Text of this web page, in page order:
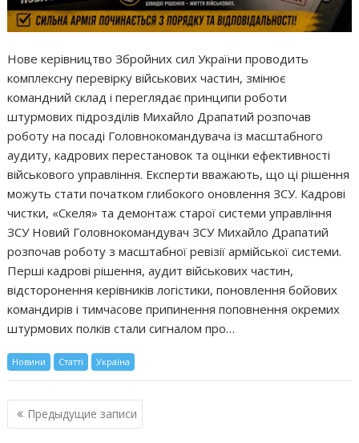
Нове керівництво Збройних сил України проводить
комплексну перевірку військових частин, змінює
командний склад і переглядає принципи роботи
штурмових підрозділів Михайло Драпатий розпочав
роботу на посаді Головнокомандувача із масштабного
аудиту, кадрових перестановок та оцінки ефективності
військового управління. Експерти вважають, що ці рішення
можуть стати початком глибокого оновлення ЗСУ. Кадрові
чистки, «Скеля» та демонтаж старої системи управління
ЗСУ Новий Головнокомандувач ЗСУ Михайло Драпатий
розпочав роботу з масштабної ревізії армійської системи.
Перші кадрові рішення, аудит військових частин,
відсторонення керівників логістики, поновлення бойових
командирів і тимчасове припинення поповнення окремих
штурмових полків стали сигналом про…
Новини Статті Україна
Навигация
по
Предыдущие записи